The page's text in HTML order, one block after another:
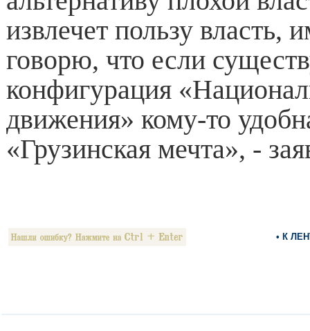
извлечет пользу власть,
говорю, что если
конфигурация
движения» кому-то
«Грузинская мечта», -
• К